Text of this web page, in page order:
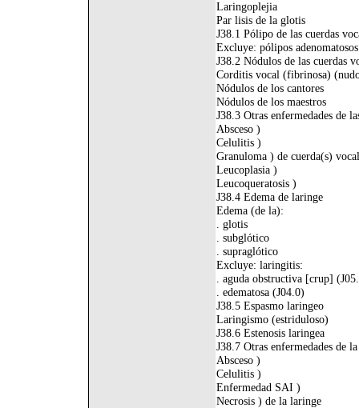
Laringoplejia
Par lisis de la glotis
J38.1 Pólipo de las cuerdas
Excluye: pólipos
J38.2 Nódulos de las cuerdas
Corditis vocal (fibrinosa)
Nódulos de los cantores
Nódulos de los maestros
J38.3 Otras enfermedades de
Absceso )
Celulitis )
Granuloma ) de cuerda(s)
Leucoplasia )
Leucoqueratosis )
J38.4 Edema de laringe
Edema (de la):
. glotis
. subglótico
. supraglótico
Excluye: laringitis:
. aguda obstructiva [crup]
. edematosa (J04.0)
J38.5 Espasmo laringeo
Laringismo (estriduloso)
J38.6 Estenosis laringea
J38.7 Otras enfermedades de
Absceso )
Celulitis )
Enfermedad SAI )
Necrosis ) de la laringe